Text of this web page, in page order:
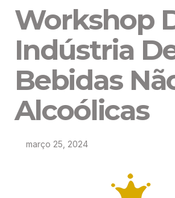
Workshop
Indústria
Bebidas
Alcoólicas
março 25, 2024